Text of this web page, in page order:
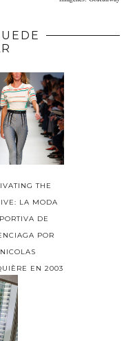
THE
LA MODA
DE
POR
NICOLAS
EN 2003